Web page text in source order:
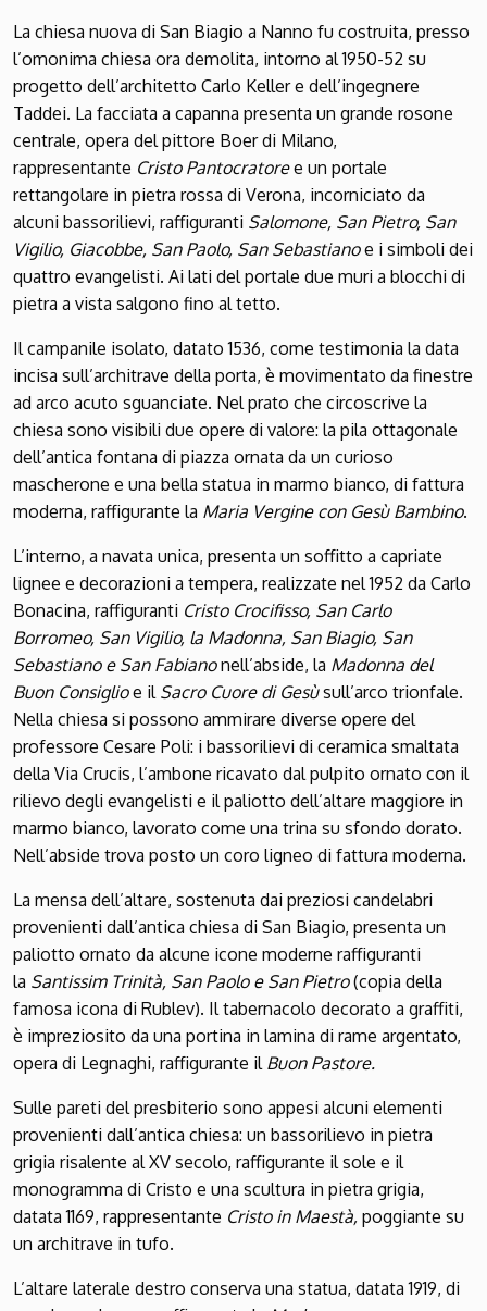
La chiesa nuova di San Biagio a Nanno fu costruita, presso
l’omonima chiesa ora demolita, intorno al 1950-52 su
progetto dell’architetto Carlo Keller e dell’ingegnere
Taddei. La facciata a capanna presenta un grande rosone
centrale, opera del pittore Boer di Milano,
rappresentante Cristo Pantocratoree un portale
rettangolare in pietra rossa di Verona, incorniciato da
alcuni bassorilievi, raffiguranti Salomone, San Pietro, San
Vigilio, Giacobbe, San Paolo, San Sebastianoe i simboli dei
quattro evangelisti. Ai lati del portale due muri a blocchi di
pietra a vista salgono fino al tetto.
Il campanile isolato, datato 1536, come testimonia la data
incisa sull’architrave della porta, è movimentato da finestre
ad arco acuto sguanciate. Nel prato che circoscrive la
chiesa sono visibili due opere di valore: la pila ottagonale
dell’antica fontana di piazza ornata da un curioso
mascherone e una bella statua in marmo bianco, di fattura
moderna, raffigurante la Maria Vergine con Gesù Bambino.
L’interno, a navata unica, presenta un soffitto a capriate
lignee e decorazioni a tempera, realizzate nel 1952 da Carlo
Bonacina, raffiguranti Cristo Crocifisso, San Carlo
Borromeo, San Vigilio, la Madonna, San Biagio, San
Sebastiano e San Fabianonell’abside, la Madonna del
Buon Consiglioe il Sacro Cuore di Gesùsull’arco trionfale.
Nella chiesa si possono ammirare diverse opere del
professore Cesare Poli: i bassorilievi di ceramica smaltata
della Via Crucis, l’ambone ricavato dal pulpito ornato con il
rilievo degli evangelisti e il paliotto dell’altare maggiore in
marmo bianco, lavorato come una trina su sfondo dorato.
Nell’abside trova posto un coro ligneo di fattura moderna.
La mensa dell’altare, sostenuta dai preziosi candelabri
provenienti dall’antica chiesa di San Biagio, presenta un
paliotto ornato da alcune icone moderne raffiguranti
la Santissim Trinità, San Paolo e San Pietro(copia della
famosa icona di Rublev). Il tabernacolo decorato a graffiti,
è impreziosito da una portina in lamina di rame argentato,
opera di Legnaghi, raffigurante il Buon Pastore.
Sulle pareti del presbiterio sono appesi alcuni elementi
provenienti dall’antica chiesa: un bassorilievo in pietra
grigia risalente al XV secolo, raffigurante il sole e il
monogramma di Cristo e una scultura in pietra grigia,
datata 1169, rappresentante Cristo in Maestà, poggiante su
un architrave in tufo.
L’altare laterale destro conserva una statua, datata 1919, di